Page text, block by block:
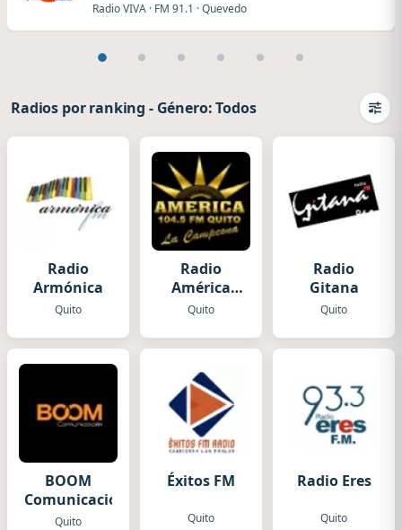
Radio VIVA · FM 91.1 · Quevedo
Radios por ranking - Género: Todos
Radio
Armónica
Quito
Radio
América
Quito
Quito
Radio
Gitana
Quito
BOOM
Comunicación
Quito
Éxitos FM
Quito
Radio Eres
Quito